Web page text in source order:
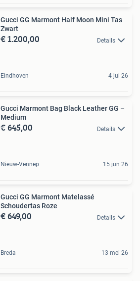
Gucci GG Marmont Half Moon Mini Tas
Zwart
€ 1.200,00 Details
Eindhoven 4 jul 26
Gucci Marmont Bag Black Leather GG –
Medium
€ 645,00 Details
Nieuw-Vennep 15 jun 26
Gucci GG Marmont Matelassé
Schoudertas Roze
€ 649,00 Details
Breda 13 mei 26